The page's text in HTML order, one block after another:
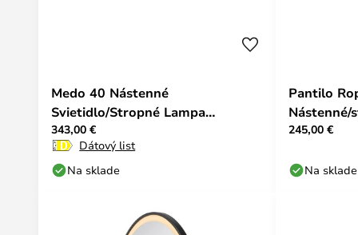
Medo 40 Nástenné
Svietidlo/Stropné Lampa
2700/3000/4000K Grey - SLV
343,00 €
Dátový list
Na sklade
Pantilo
- SLV
245,00 €
Na sklade